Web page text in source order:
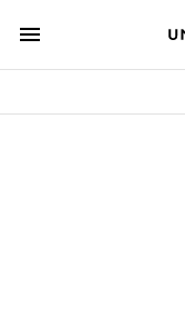
menu